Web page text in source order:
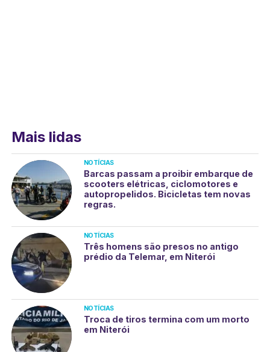
Mais lidas
NOTÍCIAS
Barcas passam a proibir embarque de
scooters elétricas, ciclomotores e
autopropelidos. Bicicletas tem novas
regras.
NOTÍCIAS
Três homens são presos no antigo
prédio da Telemar, em Niterói
NOTÍCIAS
Troca de tiros termina com um morto
em Niterói